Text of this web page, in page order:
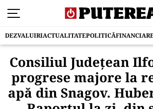
DEZVALUIRIACTUALITATEPOLITICĂFINANCIAR
Consiliul Județean
progrese majore la
apă din Snagov.